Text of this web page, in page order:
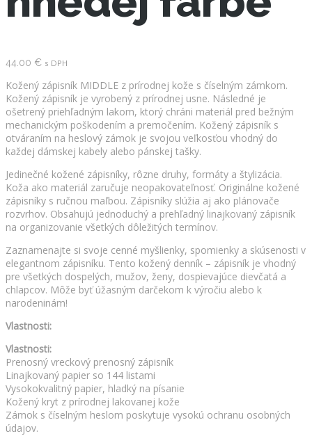
44.00 € s DPH
Kožený zápisník MIDDLE z prírodnej kože s číselným zámkom.
Kožený zápisník je vyrobený z prírodnej usne. Následné je
ošetrený priehľadným lakom, ktorý chráni materiál pred bežným
mechanickým poškodením a premočením. Kožený zápisník s
otváraním na heslový zámok je svojou veľkosťou vhodný do
každej dámskej kabely alebo pánskej tašky.
Jedinečné kožené zápisníky, rôzne druhy, formáty a štylizácia.
Koža ako materiál zaručuje neopakovateľnosť. Originálne kožené
zápisníky s ručnou maľbou. Zápisníky slúžia aj ako plánovače
rozvrhov. Obsahujú jednoduchý a prehľadný linajkovaný zápisník
na organizovanie všetkých dôležitých termínov.
Zaznamenajte si svoje cenné myšlienky, spomienky a skúsenosti v
elegantnom zápisníku. Tento kožený denník – zápisník je vhodný
pre všetkých dospelých, mužov, ženy, dospievajúce dievčatá a
chlapcov. Môže byť úžasným darčekom k výročiu alebo k
narodeninám!
Vlastnosti:
Vlastnosti:
Prenosný vreckový prenosný zápisník
Linajkovaný papier so 144 listami
Vysokokvalitný papier, hladký na písanie
Kožený kryt z prírodnej lakovanej kože
Zámok s číselným heslom poskytuje vysokú ochranu osobných
údajov.